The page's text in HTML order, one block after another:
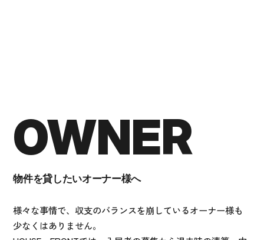
OWNER
物件を貸したいオーナー様へ
様々な事情で、収支のバランスを崩しているオーナー様も
少なくはありません。